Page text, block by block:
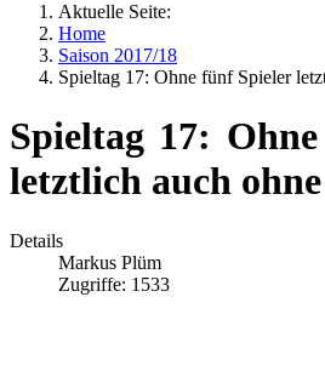
Aktuelle Seite:
Home
Saison 2017/18
Spieltag 17: Ohne fünf Spieler
Spieltag 17:
letztlich auch
Details
Markus Plüm
Zugriffe: 1533